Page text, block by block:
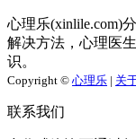
心理乐(xinlile.com)
解决方法，心理医
识。
Copyright © 心理乐 | 关
联系我们